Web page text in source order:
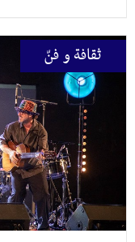
ثقافة و فنّ